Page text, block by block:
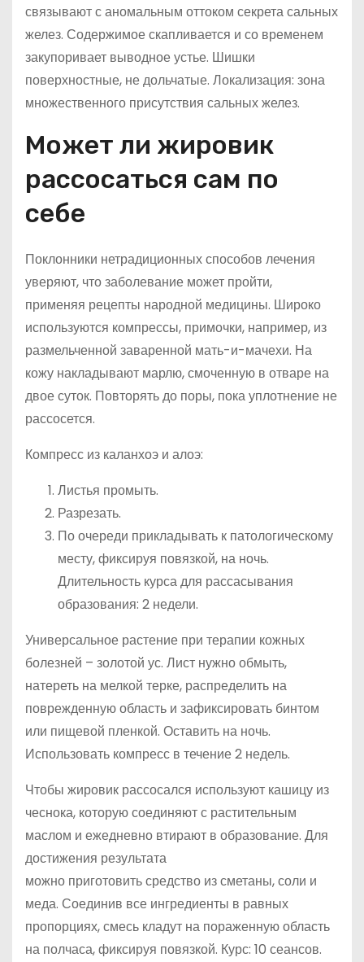
связывают с аномальным оттоком секрета сальных
желез. Содержимое скапливается и со временем
закупоривает выводное устье. Шишки
поверхностные, не дольчатые. Локализация: зона
множественного присутствия сальных желез.
Может ли жировик
рассосаться сам по
себе
Поклонники нетрадиционных способов лечения
уверяют, что заболевание может пройти,
применяя рецепты народной медицины. Широко
используются компрессы, примочки, например, из
размельченной заваренной мать-и-мачехи. На
кожу накладывают марлю, смоченную в отваре на
двое суток. Повторять до поры, пока уплотнение не
рассосется.
Компресс из каланхоэ и алоэ:
Листья промыть.
Разрезать.
По очереди прикладывать к патологическому
месту, фиксируя повязкой, на ночь.
Длительность курса для рассасывания
образования: 2 недели.
Универсальное растение при терапии кожных
болезней – золотой ус. Лист нужно обмыть,
натереть на мелкой терке, распределить на
поврежденную область и зафиксировать бинтом
или пищевой пленкой. Оставить на ночь.
Использовать компресс в течение 2 недель.
Чтобы жировик рассосался используют кашицу из
чеснока, которую соединяют с растительным
маслом и ежедневно втирают в образование. Для
достижения результата
можно приготовить средство из сметаны, соли и
меда. Соединив все ингредиенты в равных
пропорциях, смесь кладут на пораженную область
на полчаса, фиксируя повязкой. Курс: 10 сеансов.